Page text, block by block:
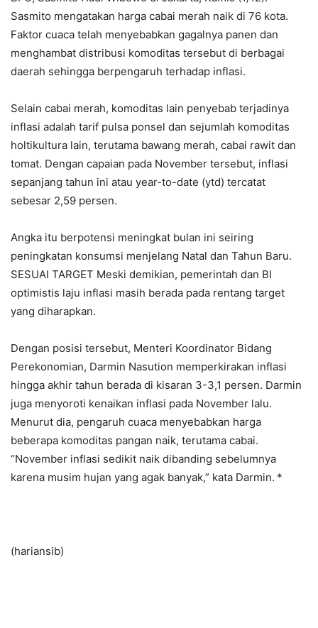
Sasmito mengatakan harga cabai merah naik di 76 kota.
Faktor cuaca telah menyebabkan gagalnya panen dan
menghambat distribusi komoditas tersebut di berbagai
daerah sehingga berpengaruh terhadap inflasi.
Selain cabai merah, komoditas lain penyebab terjadinya
inflasi adalah tarif pulsa ponsel dan sejumlah komoditas
holtikultura lain, terutama bawang merah, cabai rawit dan
tomat. Dengan capaian pada November tersebut, inflasi
sepanjang tahun ini atau year-to-date (ytd) tercatat
sebesar 2,59 persen.
Angka itu berpotensi meningkat bulan ini seiring
peningkatan konsumsi menjelang Natal dan Tahun Baru.
SESUAI TARGET Meski demikian, pemerintah dan BI
optimistis laju inflasi masih berada pada rentang target
yang diharapkan.
Dengan posisi tersebut, Menteri Koordinator Bidang
Perekonomian, Darmin Nasution memperkirakan inflasi
hingga akhir tahun berada di kisaran 3-3,1 persen. Darmin
juga menyoroti kenaikan inflasi pada November lalu.
Menurut dia, pengaruh cuaca menyebabkan harga
beberapa komoditas pangan naik, terutama cabai.
“November inflasi sedikit naik dibanding sebelumnya
karena musim hujan yang agak banyak,” kata Darmin. *
(hariansib)